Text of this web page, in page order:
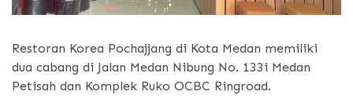
Restoran Korea Pochajjang di Kota Medan memiliki
dua cabang di Jalan Medan Nibung No. 133i Medan
Petisah dan Komplek Ruko OCBC Ringroad.